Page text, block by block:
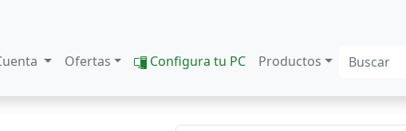
Ofertas Configura tu PC Productos